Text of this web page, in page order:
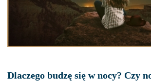
na meblach nieprzystosowanych do spania jak
tapczany i narożniki, dieta ma znacznie gorsze
mniej zwolenników. Zanim więc przystąpicie do
sprawdzić, dlaczego łóżko, na którym śpicie, ma
Dlaczego budzę się w nocy? Czy